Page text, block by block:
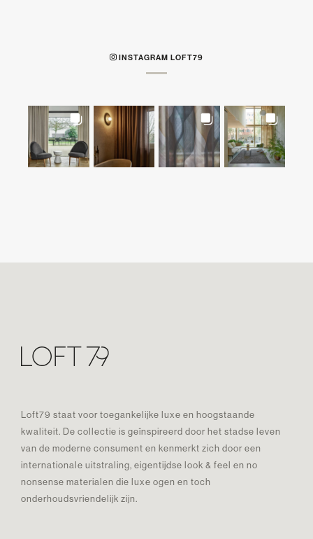
INSTAGRAM LOFT79
Loft79 staat voor toegankelijke luxe en hoogstaande
kwaliteit. De collectie is geïnspireerd door het stadse leven
van de moderne consument en kenmerkt zich door een
internationale uitstraling, eigentijdse look & feel en no
nonsense materialen die luxe ogen en toch
onderhoudsvriendelijk zijn.